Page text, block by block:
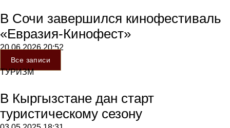
В Сочи завершился кинофестиваль
«Евразия-Кинофест»
20.06.202620:52
Все записи
ТУРИЗМ
В Кыргызстане дан старт
туристическому сезону